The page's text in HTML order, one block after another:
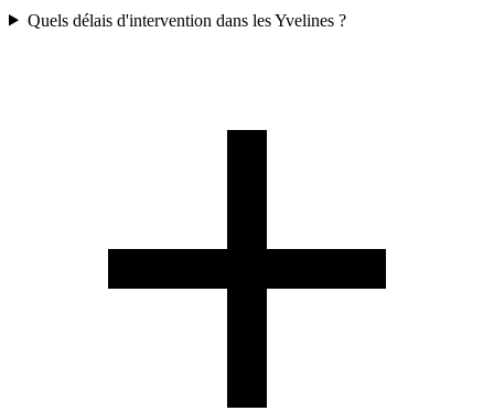
Quels délais d'intervention dans les Yvelines ?